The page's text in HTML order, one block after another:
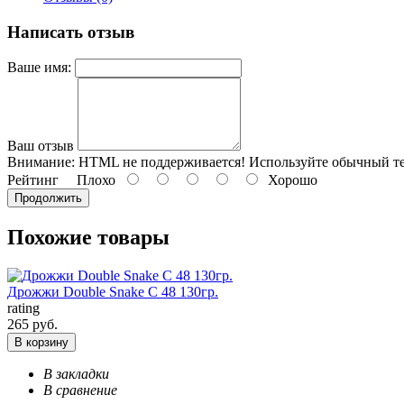
Написать отзыв
Ваше имя:
Ваш отзыв
Внимание: HTML не поддерживается! Используйте обычный
Рейтинг Плохо Хорошо
Продолжить
Похожие товары
Дрожжи Double Snake С 48 130гр.
rating
265 руб.
В корзину
В закладки
В сравнение